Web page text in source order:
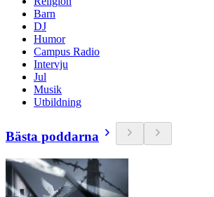
Barn
DJ
Humor
Campus Radio
Intervju
Jul
Musik
Utbildning
Bästa poddarna